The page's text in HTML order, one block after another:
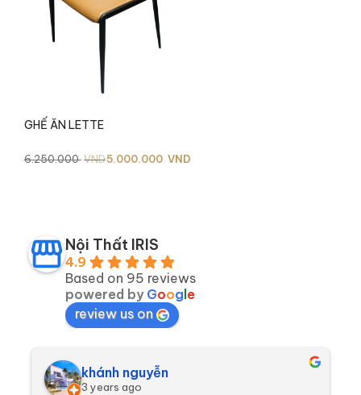
GHẾ ĂN LETTE
6.250.000VND
Giá
5.000.000 VND
Giá
5.000.000 VND.Nội Thất IRIS
4.9
Based on 95 reviews
powered by Goog e
review us on
khánh nguyễn
3 years ago